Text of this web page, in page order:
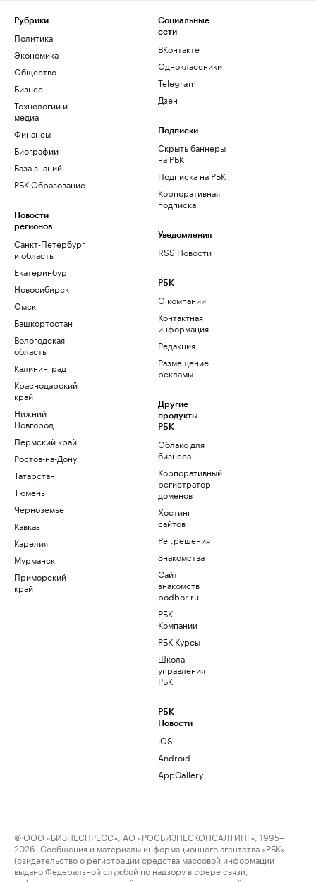
Рубрики
Политика
Экономика
Общество
Бизнес
Технологии и
медиа
Финансы
Биографии
База знаний
РБК Образование
Новости
регионов
Санкт-Петербург
и область
Екатеринбург
Новосибирск
Омск
Башкортостан
Вологодская
область
Калининград
Краснодарский
край
Нижний
Новгород
Пермский край
Ростов-на-Дону
Татарстан
Тюмень
Черноземье
Кавказ
Карелия
Мурманск
Приморский
край
Социальные
сети
ВКонтакте
Одноклассники
Telegram
Дзен
Подписки
Скрыть баннеры
на РБК
Подписка на РБК
Корпоративная
подписка
Уведомления
RSS Новости
РБК
О компании
Контактная
информация
Редакция
Размещение
рекламы
Другие
продукты
РБК
Облако для
бизнеса
Корпоративный
регистратор
доменов
Хостинг
сайтов
Рег.решения
Знакомства
Сайт
знакомств
podbor.ru
РБК
Компании
РБК Курсы
Школа
управления
РБК
РБК
Новости
iOS
Android
AppGallery
© ООО «БИЗНЕСПРЕСС», АО «РОСБИЗНЕСКОНСАЛТИНГ», 1995–
2026. Сообщения и материалы информационного агентства «РБК»
(свидетельство о регистрации средства массовой информации
выдано Федеральной службой по надзору в сфере связи,